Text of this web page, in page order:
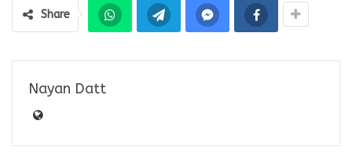
Share
Nayan Datt